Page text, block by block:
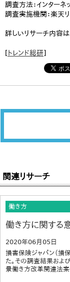
調査方法：インターネ
調査実施機関：楽天
詳しいリサーチ内容
[トレンド総研]
関連リサーチ
働き方
働き方に関する
2020年06月05日
損害保険ジャパン（損
た。その調査結果およ
景働き方改革関連法案